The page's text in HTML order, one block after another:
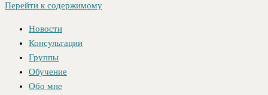
Перейти к содержимому
Новости
Консультации
Группы
Обучение
Обо мне